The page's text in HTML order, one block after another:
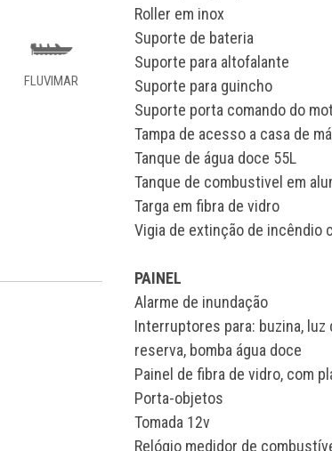
FLUVIMAR
Roller em inox
Suporte de bateria
Suporte para altofalante
Suporte para guincho
Suporte porta comando do
Tampa de acesso a casa de
Tanque de água doce 55L
Tanque de combustivel em
Targa em fibra de vidro
Vigia de extinção de incêndio
PAINEL
Alarme de inundação
Interruptores para: buzina, luz
reserva, bomba água doce
Painel de fibra de vidro, com
Porta-objetos
Tomada 12v
Relógio medidor de